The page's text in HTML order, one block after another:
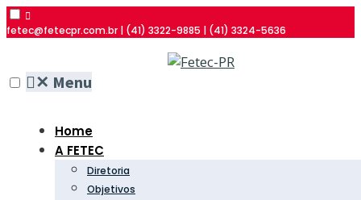
fetec@fetecpr.com.br | (41) 3322-9885 | (41) 3324-5636
✕ Menu
Home
A FETEC
Diretoria
Objetivos